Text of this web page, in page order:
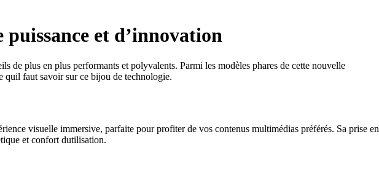
et d’innovation
de plus en plus performants et polyvalents. Parmi les modèles phares de cette nouvelle
quil faut savoir sur ce bijou de technologie.
visuelle immersive, parfaite pour profiter de vos contenus multimédias préférés. Sa prise en
et confort dutilisation.